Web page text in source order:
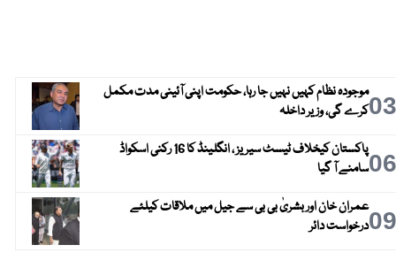
03موجودہ نظام کہیں نہیں جا رہا، حکومت اپنی آئینی مدت مکمل
کرے گی، وزیر داخلہ
06
پاکستان کیخلاف ٹیسٹ سیریز ، انگلینڈ کا 16 رکنی اسکواڈ
سامنے آ گیا
09عمران خان اور بشریٰ بی بی سے جیل میں ملاقات کیلئے
درخواست دائر